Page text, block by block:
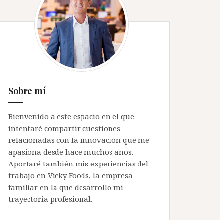
Sobre mí
Bienvenido a este espacio en el que
intentaré compartir cuestiones
relacionadas con la innovación que me
apasiona desde hace muchos años.
Aportaré también mis experiencias del
trabajo en Vicky Foods, la empresa
familiar en la que desarrollo mi
trayectoria profesional.